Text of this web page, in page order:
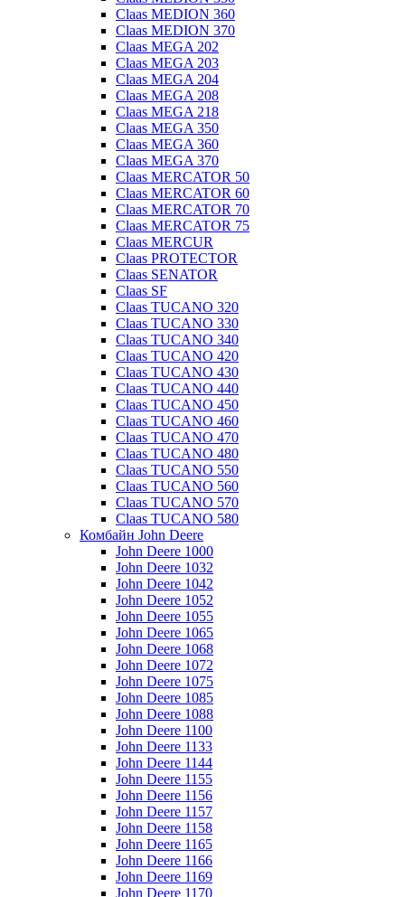
Claas MEDION 360
Claas MEDION 370
Claas MEGA 202
Claas MEGA 203
Claas MEGA 204
Claas MEGA 208
Claas MEGA 218
Claas MEGA 350
Claas MEGA 360
Claas MEGA 370
Claas MERCATOR 50
Claas MERCATOR 60
Claas MERCATOR 70
Claas MERCATOR 75
Claas MERCUR
Claas PROTECTOR
Claas SENATOR
Claas SF
Claas TUCANO 320
Claas TUCANO 330
Claas TUCANO 340
Claas TUCANO 420
Claas TUCANO 430
Claas TUCANO 440
Claas TUCANO 450
Claas TUCANO 460
Claas TUCANO 470
Claas TUCANO 480
Claas TUCANO 550
Claas TUCANO 560
Claas TUCANO 570
Claas TUCANO 580
Комбайн John Deere
John Deere 1000
John Deere 1032
John Deere 1042
John Deere 1052
John Deere 1055
John Deere 1065
John Deere 1068
John Deere 1072
John Deere 1075
John Deere 1085
John Deere 1088
John Deere 1100
John Deere 1133
John Deere 1144
John Deere 1155
John Deere 1156
John Deere 1157
John Deere 1158
John Deere 1165
John Deere 1166
John Deere 1169
John Deere 1170